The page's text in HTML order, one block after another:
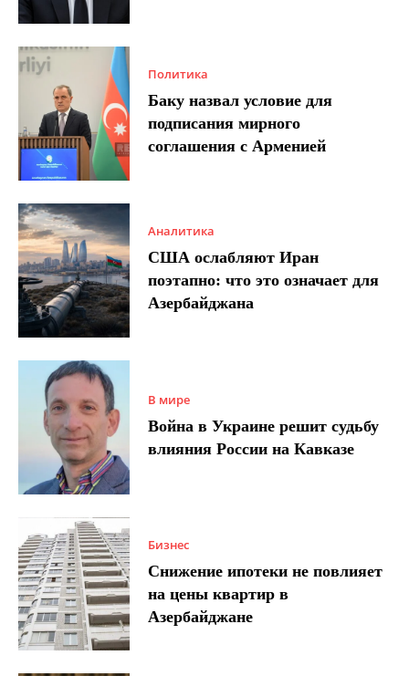
Политика
Баку назвал условие для
подписания мирного
соглашения с Арменией
Аналитика
США ослабляют Иран
поэтапно: что это означает для
Азербайджана
В мире
Война в Украине решит судьбу
влияния России на Кавказе
Бизнес
Снижение ипотеки не повлияет
на цены квартир в
Азербайджане